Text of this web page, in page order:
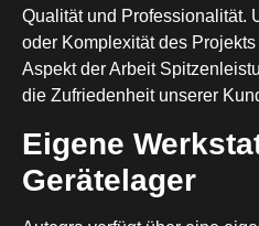
Qualität und Professionalität.
oder Komplexität des
Aspekt der Arbeit
die Zufriedenheit unserer
Eigene
Gerätelager